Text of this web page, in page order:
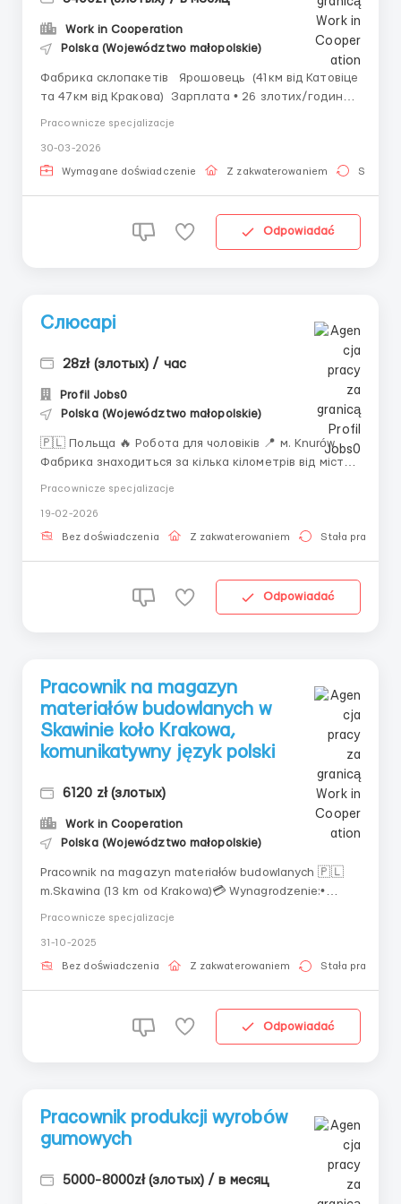
Work in Cooperation
Polska (Województwo małopolskie)
Фабрика склопакетів Ярошовець (41км від Катовіце
та 47км від Кракова) Зарплата • 26 злотих/годину
до 720 злотих нетто щомісяця • 32,04-36,24 ...
Pracownicze specjalizacje
30-03-2026
Wymagane doświadczenie Z zakwaterowaniem Stała
Odpowiadać
Слюсарі
28zł (злотых) / час
Profil Jobs0
Polska (Województwo małopolskie)
🇵🇱 Польща 🔥 Робота для чоловіків 📍 м. Knurów
Фабрика знаходиться за кілька кілометрів від міста.
Грузії, Вірменії 👥 Потрібні: Чоловіки (вік не
обмежений) 📍 Слюсарі 💰 Ставка:...
Pracownicze specjalizacje
19-02-2026
Bez doświadczenia Z zakwaterowaniem Stała praca
Odpowiadać
Pracownik na magazyn
materiałów budowlanych w
Skawinie koło Krakowa,
komunikatywny język polski
6120 zł (злотых)
Work in Cooperation
Polska (Województwo małopolskie)
Pracownik na magazyn materiałów budowlanych 🇵🇱
m.Skawina (13 km od Krakowa)💳 Wynagrodzenie:•
netto do stawki z własnym mieszkaniem• przy
przepracowaniu więcej niż 220 godzin, możliwość...
Pracownicze specjalizacje
31-10-2025
Bez doświadczenia Z zakwaterowaniem Stała praca
Odpowiadać
Pracownik produkcji wyrobów
gumowych
5000-8000zł (злотых) / в месяц